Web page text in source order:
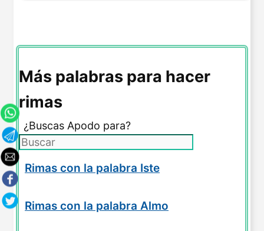
Más palabras para hacer
rimas
¿Buscas Apodo para?
Rimas con la palabra Iste
Rimas con la palabra Almo